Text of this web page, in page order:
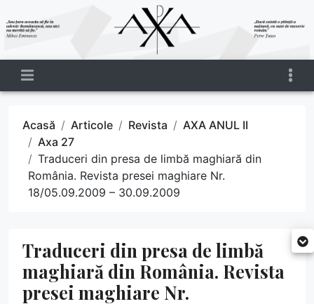
Acasă Articole Revista
AXA ANUL II
Axa 27
Traduceri din presa de limbă maghiară din
România. Revista presei maghiare Nr.
18/05.09.2009 – 30.09.2009
Traduceri din presa de limbă
maghiară din România. Revista
presei maghiare Nr.